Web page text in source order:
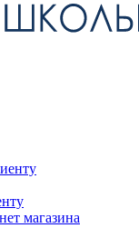
магазина